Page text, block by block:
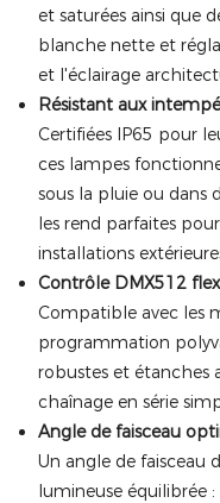
et saturées ainsi que
blanche nette et
et l'éclairage
Résistant aux
Certifiées IP65 pour
ces lampes
sous la pluie ou dans
les rend parfaites
installations
Contrôle DMX512
Compatible avec les
programmation
robustes et étanches
chaînage en série
Angle de faisceau
Un angle de faisceau
lumineuse équilibrée